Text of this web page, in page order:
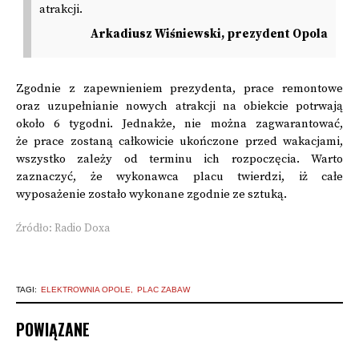
atrakcji.
Arkadiusz Wiśniewski, prezydent Opola
Zgodnie z zapewnieniem prezydenta, prace remontowe
oraz uzupełnianie nowych atrakcji na obiekcie potrwają
około 6 tygodni. Jednakże, nie można zagwarantować,
że prace zostaną całkowicie ukończone przed wakacjami,
wszystko zależy od terminu ich rozpoczęcia. Warto
zaznaczyć, że wykonawca placu twierdzi, iż całe
wyposażenie zostało wykonane zgodnie ze sztuką.
Źródło: Radio Doxa
TAGI: ELEKTROWNIA OPOLE PLAC ZABAW
POWIĄZANE